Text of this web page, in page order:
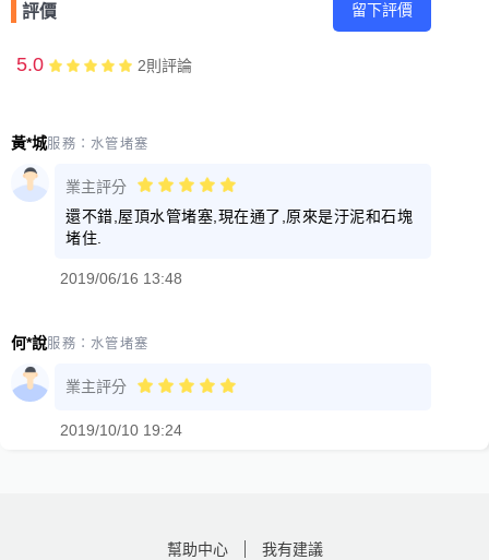
評價 留下評價
5.0 2則評論
黃*城服務： 水管堵塞
業主評分
還不錯,屋頂水管堵塞,現在通了,原來是汙泥和石塊
堵住.
2019/06/16 13:48
何*說服務： 水管堵塞
業主評分
2019/10/10 19:24
幫助中心 我有建議